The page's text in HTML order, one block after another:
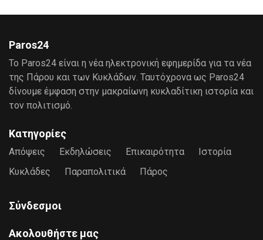
Paros24
Το Paros24 είναι η νέα ηλεκτρονική εφημερίδα για τα νέα
της Πάρου και των Κυκλάδων. Ταυτόχρονα ως Paros24
δίνουμε έμφαση στην μακραίωνη κυκλαδίτικη ιστορία και
τον πολιτισμό.
Κατηγορίες
Απόψεις Εκδηλώσεις Επικαιρότητα
Ιστορία
Κυκλάδες
Παραπολιτικά Πάρος
Σύνδεσμοι
Ακολουθήστε μας